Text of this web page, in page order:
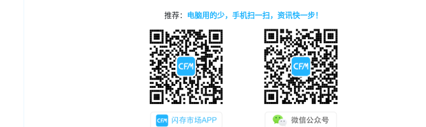
推荐： 电脑用的少，手机扫一扫，资讯快一步！